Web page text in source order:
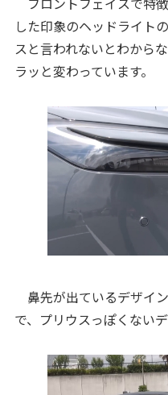
した印象のヘッドライト
スと言われないとわから
ラッと変わっています。
鼻先が出ているデザイ
で、プリウスっぽくない